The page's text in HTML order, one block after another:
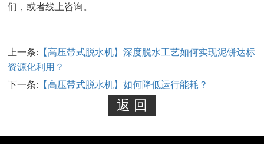
们，或者线上咨询。
上一条: 【高压带式脱水机】深度脱水工艺如何实现泥饼达标
资源化利用？
下一条: 【高压带式脱水机】如何降低运行能耗？